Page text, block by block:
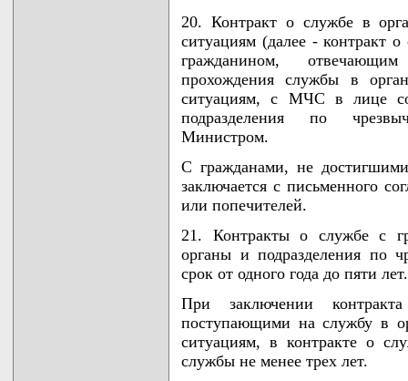
20. Контракт о службе в
ситуациям (далее - контракт
гражданином,
прохождения службы в
ситуациям, с МЧС в лице
подразделения по
Министром.
С гражданами, не
заключается с письменного
или попечителей.
21. Контракты о службе с
органы и подразделения по
срок от одного года до пяти лет.
При заключении
поступающими на службу в
ситуациям, в контракте о
службы не менее трех лет.